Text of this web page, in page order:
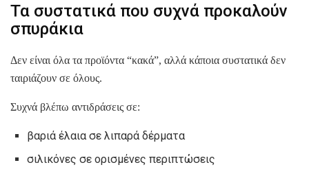
Τα συστατικά που συχνά προκαλούν
σπυράκια
Δεν είναι όλα τα προϊόντα “κακά”, αλλά κάποια συστατικά δεν
ταιριάζουν σε όλους.
Συχνά βλέπω αντιδράσεις σε:
βαριά έλαια σε λιπαρά δέρματα
σιλικόνες σε ορισμένες περιπτώσεις